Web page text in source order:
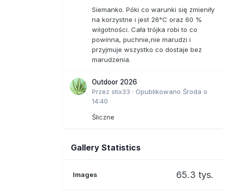
Siemanko. Póki co warunki się zmieniły
na korzystne i jest 26°C oraz 60 %
wilgotności. Cała trójka robi to co
powinna, puchnie,nie marudzi i
przyjmuje wszystko co dostaje bez
marudzenia.
Outdoor 2026
Przez stix33 · Opublikowano Środa o
14:40
Śliczne
Gallery Statistics
Images 65.3 tys.